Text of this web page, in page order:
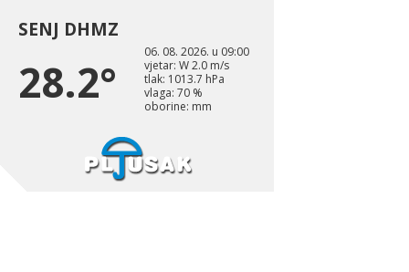
SENJ DHMZ
28.2°
06. 08. 2026. u 09:00
vjetar: W 2.0 m/s
tlak: 1013.7 hPa
vlaga: 70 %
oborine: mm